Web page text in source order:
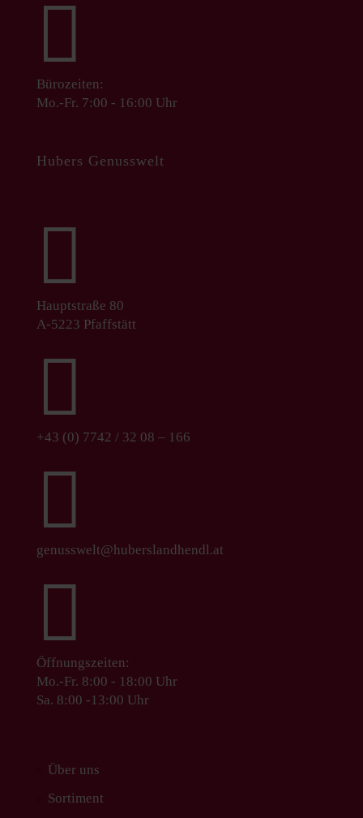

Bürozeiten:
Mo.-Fr. 7:00 - 16:00 Uhr
Hubers Genusswelt

Hauptstraße 80
A-5223 Pfaffstätt

+43 (0) 7742 / 32 08 – 166

genusswelt@huberslandhendl.at

Öffnungszeiten:
Mo.-Fr. 8:00 - 18:00 Uhr
Sa. 8:00 -13:00 Uhr
Über uns
Sortiment